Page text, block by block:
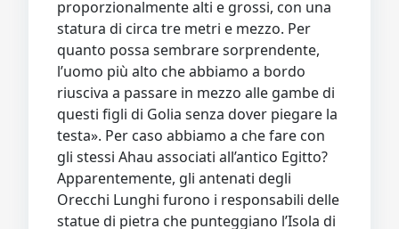
proporzionalmente alti e grossi, con una
statura di circa tre metri e mezzo. Per
quanto possa sembrare sorprendente,
l’uomo più alto che abbiamo a bordo
riusciva a passare in mezzo alle gambe di
questi figli di Golia senza dover piegare la
testa». Per caso abbiamo a che fare con
gli stessi Ahau associati all’antico Egitto?
Apparentemente, gli antenati degli
Orecchi Lunghi furono i responsabili delle
statue di pietra che punteggiano l’Isola di